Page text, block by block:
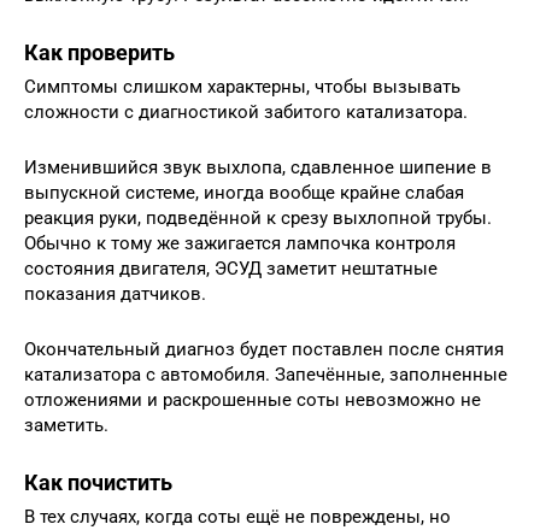
Как проверить
Симптомы слишком характерны, чтобы вызывать
сложности с диагностикой забитого катализатора.
Изменившийся звук выхлопа, сдавленное шипение в
выпускной системе, иногда вообще крайне слабая
реакция руки, подведённой к срезу выхлопной трубы.
Обычно к тому же зажигается лампочка контроля
состояния двигателя, ЭСУД заметит нештатные
показания датчиков.
Окончательный диагноз будет поставлен после снятия
катализатора с автомобиля. Запечённые, заполненные
отложениями и раскрошенные соты невозможно не
заметить.
Как почистить
В тех случаях, когда соты ещё не повреждены, но